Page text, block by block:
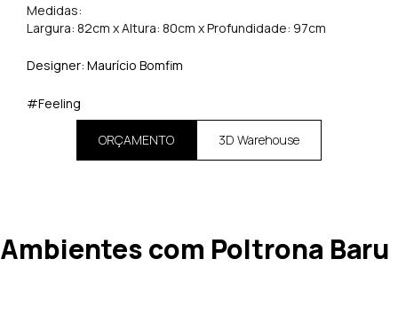
Medidas:
Largura: 82cm x Altura: 80cm x Profundidade: 97cm
Designer: Maurício Bomfim
#Feeling
ORÇAMENTO 3D Warehouse
Ambientes com Poltrona Baru